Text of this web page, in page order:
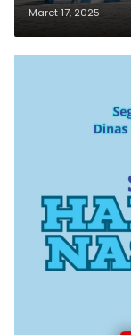
Maret 17, 2025